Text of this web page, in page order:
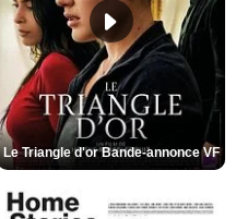
Le Triangle d'or Bande-annonce VF